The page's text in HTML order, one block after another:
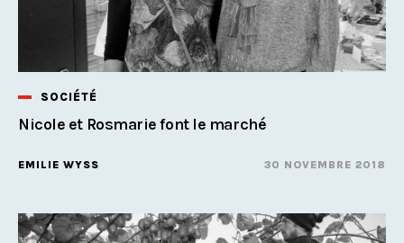
SOCIÉTÉ
Nicole et Rosmarie font le marché
EMILIE WYSS 30 NOVEMBRE 2018